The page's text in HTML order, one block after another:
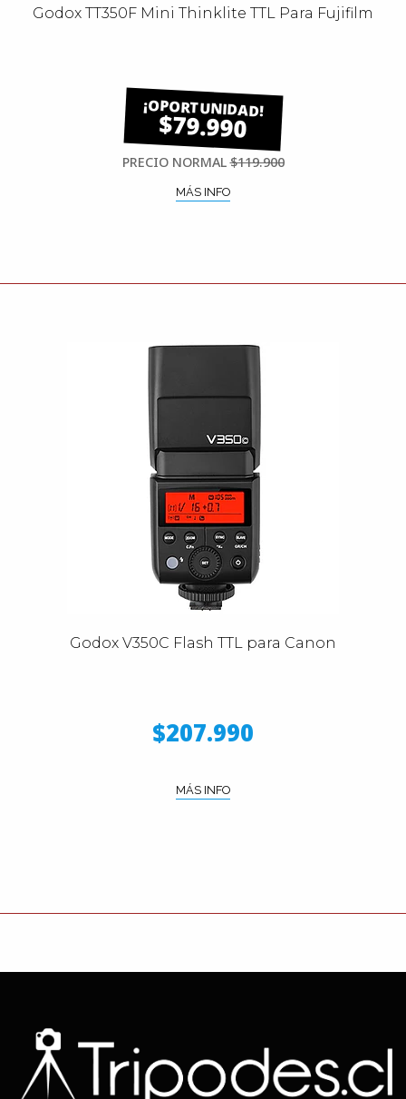
Godox TT350F Mini Thinklite TTL Para Fujifilm
$79.990
PRECIO NORMAL$119.900
MÁS INFO
Godox V350C Flash TTL para Canon
$207.990
MÁS INFO